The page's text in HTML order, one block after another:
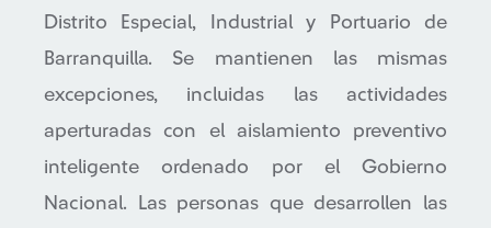
Distrito Especial, Industrial y Portuario de
Barranquilla. Se mantienen las mismas
excepciones, incluidas las actividades
aperturadas con el aislamiento preventivo
inteligente ordenado por el Gobierno
Nacional. Las personas que desarrollen las